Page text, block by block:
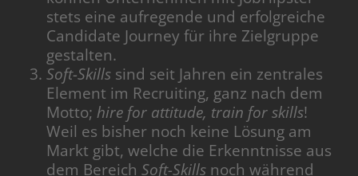
stets eine aufregende und erfolgreiche
Candidate Journey für ihre Zielgruppe
gestalten.
Soft-Skills sind seit Jahren ein zentrales
Element im Recruiting, ganz nach dem
Motto;hire for attitude, train for skills!
Weil es bisher noch keine Lösung am
Markt gibt, welche die Erkenntnisse aus
dem BereichSoft-Skills noch während